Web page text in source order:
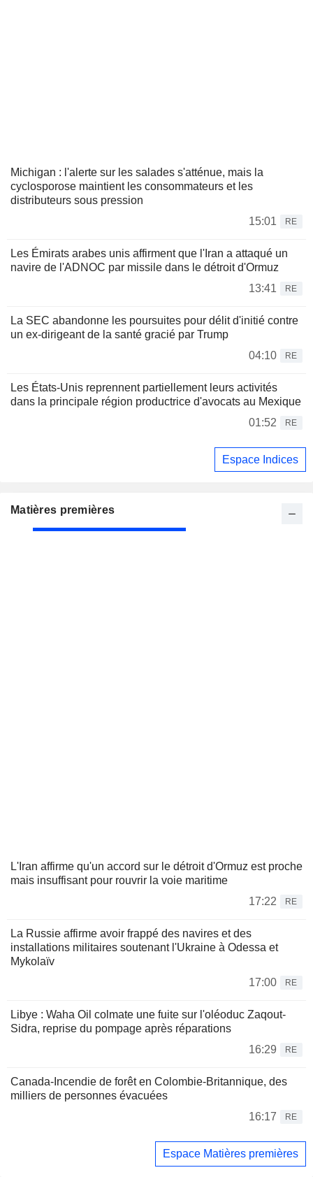
Michigan : l'alerte sur les salades s'atténue, mais la
cyclosporose maintient les consommateurs et les
distributeurs sous pression
15:01
RE
Les Émirats arabes unis affirment que l'Iran a attaqué un
navire de l'ADNOC par missile dans le détroit d'Ormuz
13:41
RE
La SEC abandonne les poursuites pour délit d'initié contre
un ex-dirigeant de la santé gracié par Trump
04:10
RE
Les États-Unis reprennent partiellement leurs activités
dans la principale région productrice d'avocats au Mexique
01:52
RE
Espace Indices
Matières premières
L'Iran affirme qu'un accord sur le détroit d'Ormuz est proche
mais insuffisant pour rouvrir la voie maritime
17:22
RE
La Russie affirme avoir frappé des navires et des
installations militaires soutenant l'Ukraine à Odessa et
Mykolaïv
17:00
RE
Libye : Waha Oil colmate une fuite sur l'oléoduc Zaqout-
Sidra, reprise du pompage après réparations
16:29
RE
Canada-Incendie de forêt en Colombie-Britannique, des
milliers de personnes évacuées
16:17
RE
Espace Matières premières